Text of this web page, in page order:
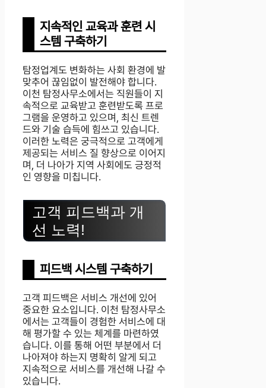
지속적인 교육과 훈련 시
스템 구축하기
탐정업계도 변화하는 사회 환경에 발
맞추어 끊임없이 발전해야 합니다.
이천 탐정사무소에서는 직원들이 지
속적으로 교육받고 훈련받도록 프로
그램을 운영하고 있으며, 최신 트렌
드와 기술 습득에 힘쓰고 있습니다.
이러한 노력은 궁극적으로 고객에게
제공되는 서비스 질 향상으로 이어지
며, 더 나아가 지역 사회에도 긍정적
인 영향을 미칩니다.
고객 피드백과 개
선 노력!
피드백 시스템 구축하기
고객 피드백은 서비스 개선에 있어
중요한 요소입니다. 이천 탐정사무소
에서는 고객들이 경험한 서비스에 대
해 평가할 수 있는 체계를 마련하였
습니다. 이를 통해 어떤 부분에서 더
나아져야 하는지 명확히 알게 되고
지속적으로 서비스를 개선해 나갈 수
있습니다.